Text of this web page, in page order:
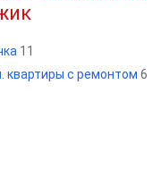
11
квартиры с ремонтом 6